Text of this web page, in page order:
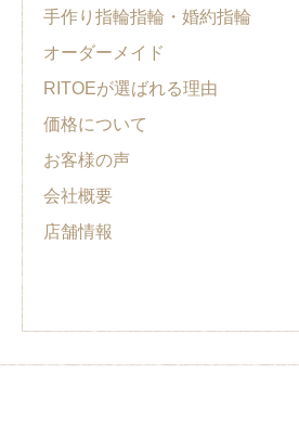
手作り指輪指輪・婚約指輪
オーダーメイド
RITOEが選ばれる理由
価格について
お客様の声
会社概要
店舗情報